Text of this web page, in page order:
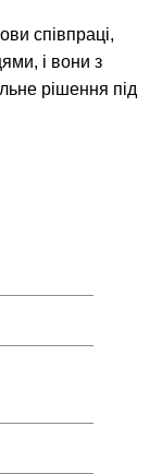
співпраці,
і вони з
рішення під